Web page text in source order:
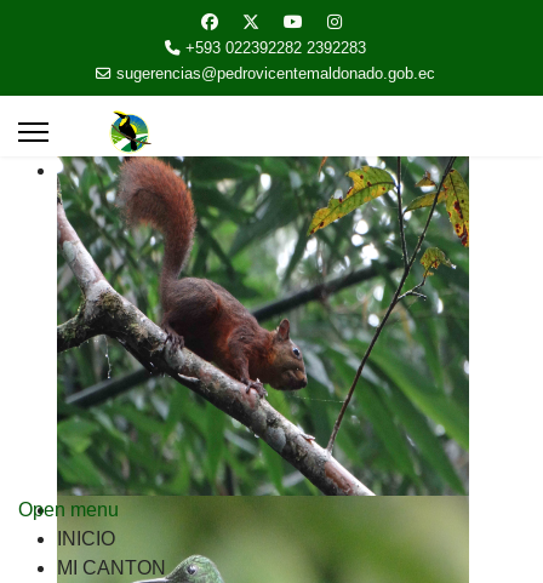
+593 022392282 2392283
sugerencias@pedrovicentemaldonado.gob.ec
Open menu
INICIO
MI CANTON